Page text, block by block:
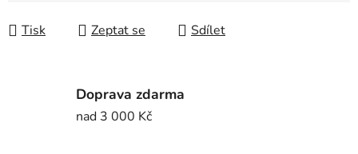
Tisk
Zeptat se Sdílet
Doprava zdarma
nad 3 000 Kč